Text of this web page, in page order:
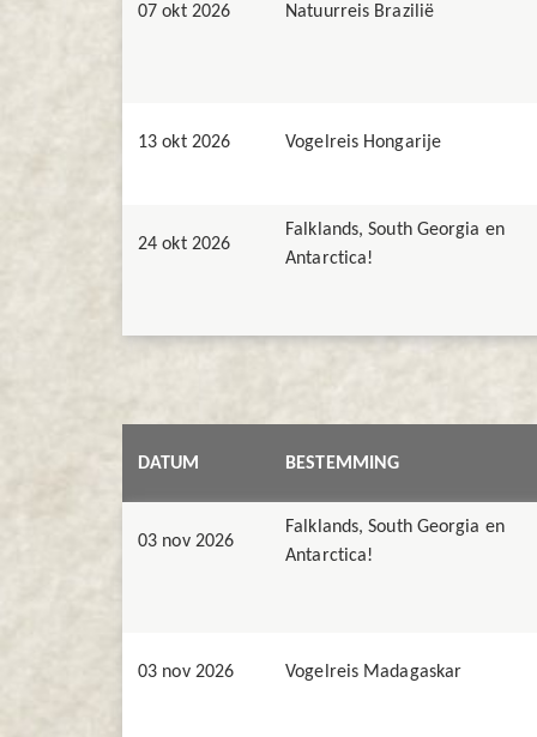
07 okt 2026 Natuurreis Brazilië
13 okt 2026 Vogelreis Hongarije
24 okt 2026
Falklands, South Georgia en
Antarctica!
DATUM BESTEMMING
03 nov 2026
Falklands, South Georgia en
Antarctica!
03 nov 2026 Vogelreis Madagaskar